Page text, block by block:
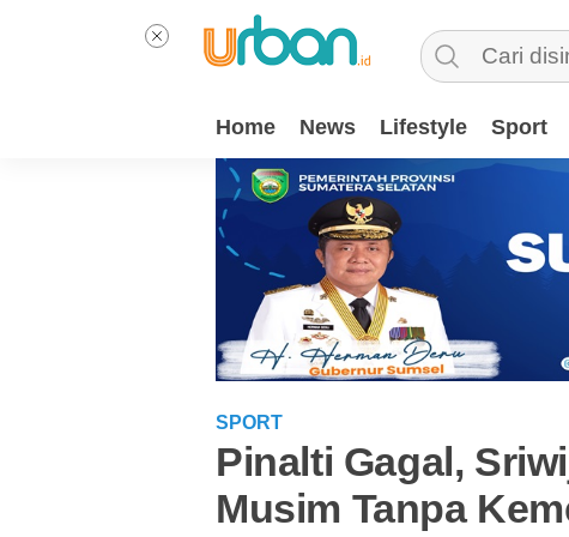
Home News Lifestyle Sport
SPORT
Pinalti Gagal,
Musim Tanpa